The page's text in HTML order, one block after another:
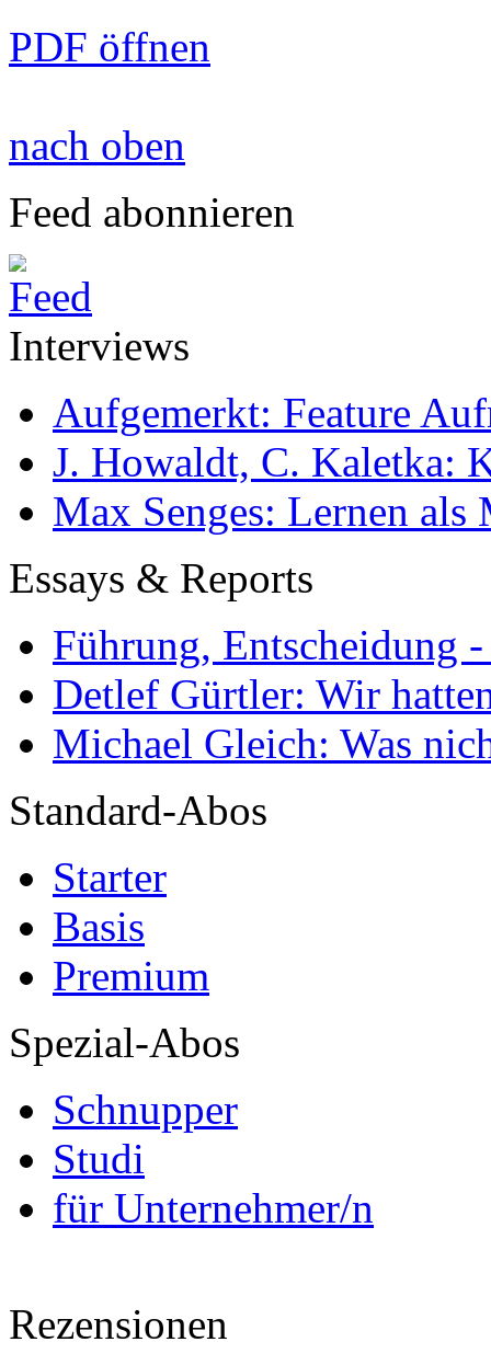
PDF öffnen
nach oben
Feed abonnieren
Interviews
Aufgemerkt: Feature
J. Howaldt, C. Kaletka:
Max Senges: Lernen als
Essays & Reports
Führung, Entscheidung
Detlef Gürtler: Wir
Michael Gleich: Was
Standard-Abos
Starter
Basis
Premium
Spezial-Abos
Schnupper
Studi
für Unternehmer/n
Rezensionen